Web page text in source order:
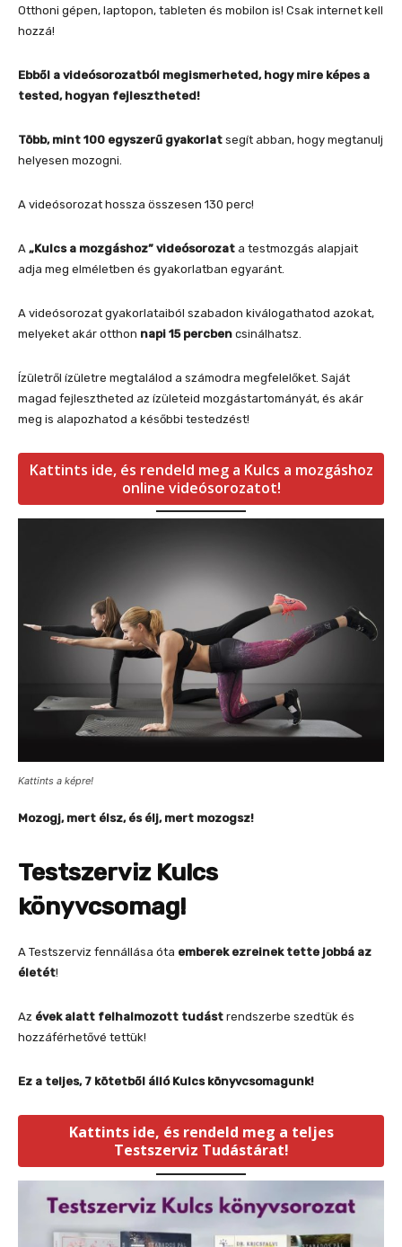
Otthoni gépen, laptopon, tableten és mobilon is! Csak internet kell
hozzá!
Ebből a videósorozatból megismerheted, hogy mire képes a
tested, hogyan fejlesztheted!
Több, mint 100 egyszerű gyakorlat segít abban, hogy megtanulj
helyesen mozogni.
A videósorozat hossza összesen 130 perc!
A „Kulcs a mozgáshoz” videósorozat a testmozgás alapjait
adja meg elméletben és gyakorlatban egyaránt.
A videósorozat gyakorlataiból szabadon kiválogathatod azokat,
melyeket akár otthon napi 15 percben csinálhatsz.
Ízületről ízületre megtalálod a számodra megfelelőket. Saját
magad fejlesztheted az ízületeid mozgástartományát, és akár
meg is alapozhatod a későbbi testedzést!
Kattints ide, és rendeld meg a Kulcs a mozgáshoz
online videósorozatot!
Kattints a képre!
Mozogj, mert élsz, és élj, mert mozogsz!
Testszerviz Kulcs
könyvcsomag!
A Testszerviz fennállása óta emberek ezreinek tette jobbá az
életét!
Az évek alatt felhalmozott tudást rendszerbe szedtük és
hozzáférhetővé tettük!
Ez a teljes, 7 kötetből álló Kulcs könyvcsomagunk!
Kattints ide, és rendeld meg a teljes
Testszerviz Tudástárat!